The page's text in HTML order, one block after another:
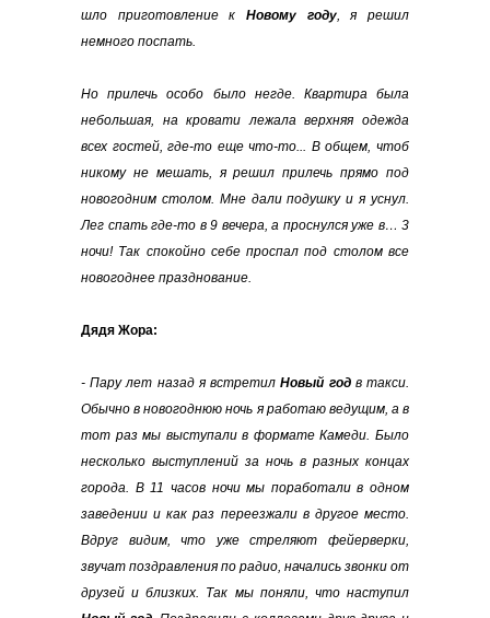
шло приготовление к Новому году, я решил
немного поспать.
Но прилечь особо было негде. Квартира была
небольшая, на кровати лежала верхняя одежда
всех гостей, где-то еще что-то... В общем, чтоб
никому не мешать, я решил прилечь прямо под
новогодним столом. Мне дали подушку и я уснул.
Лег спать где-то в 9 вечера, а проснулся уже в… 3
ночи! Так спокойно себе проспал под столом все
новогоднее празднование.
Дядя Жора:
- Пару лет назад я встретилНовый год в такси.
Обычно в новогоднюю ночь я работаю ведущим, а в
тот раз мы выступали в формате Камеди. Было
несколько выступлений за ночь в разных концах
города. В 11 часов ночи мы поработали в одном
заведении и как раз переезжали в другое место.
Вдруг видим, что уже стреляют фейерверки,
звучат поздравления по радио, начались звонки от
друзей и близких. Так мы поняли, что наступил